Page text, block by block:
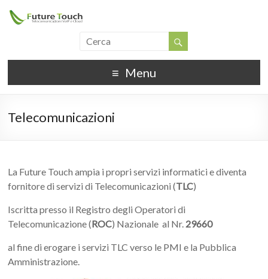
Menu
Telecomunicazioni
La Future Touch ampia i propri servizi informatici e diventa
fornitore di servizi di Telecomunicazioni (TLC)
Iscritta presso il Registro degli Operatori di
Telecomunicazione (ROC) Nazionale al Nr. 29660
al fine di erogare i servizi TLC verso le PMI e la Pubblica
Amministrazione.